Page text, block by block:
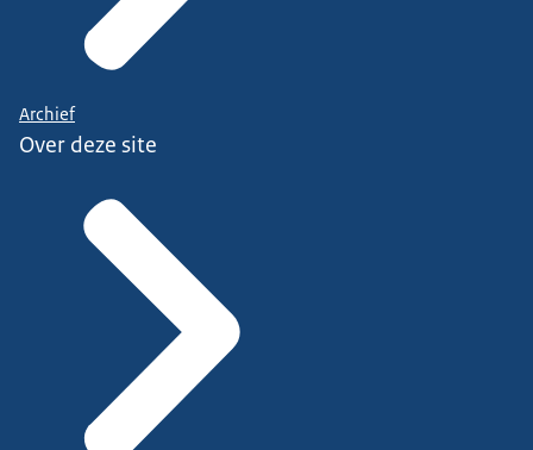
Archief
Over deze site